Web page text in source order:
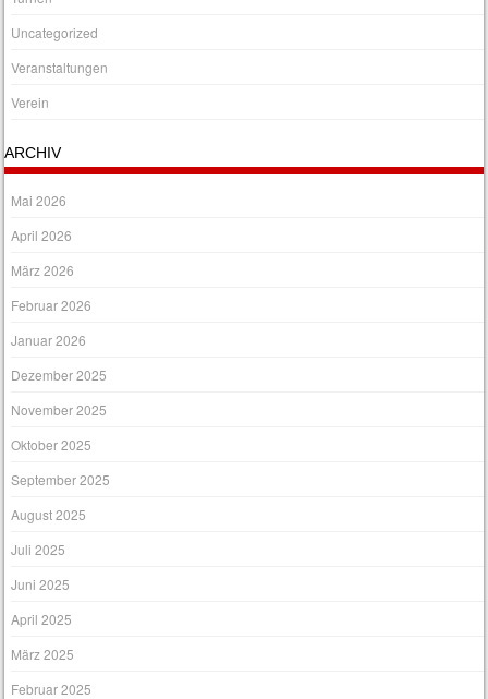
Uncategorized
Veranstaltungen
Verein
ARCHIV
Mai 2026
April 2026
März 2026
Februar 2026
Januar 2026
Dezember 2025
November 2025
Oktober 2025
September 2025
August 2025
Juli 2025
Juni 2025
April 2025
März 2025
Februar 2025